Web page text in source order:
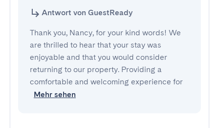
Antwort von GuestReady
Thank you, Nancy, for your kind words! We
are thrilled to hear that your stay was
enjoyable and that you would consider
returning to our property. Providing a
comfortable and welcoming experience for
Mehr sehen